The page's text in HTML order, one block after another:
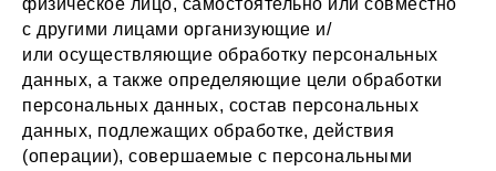
физическое лицо, самостоятельно или совместно
с другими лицами организующие и/
или осуществляющие обработку персональных
данных, а также определяющие цели обработки
персональных данных, состав персональных
данных, подлежащих обработке, действия
(операции), совершаемые с персональными